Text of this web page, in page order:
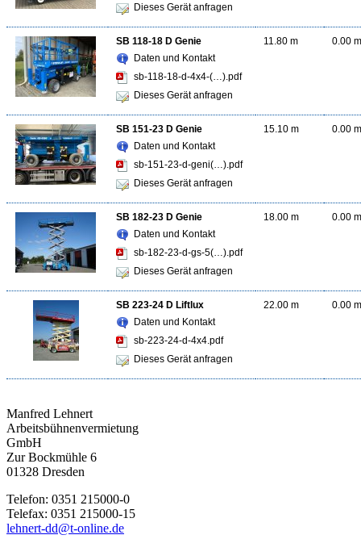
Dieses Gerät anfragen
SB 118-18 D Genie
Daten und Kontakt
sb-118-18-d-4x4-(…).pdf
Dieses Gerät anfragen
11.80 m 0.00 m
SB 151-23 D Genie
Daten und Kontakt
sb-151-23-d-geni(…).pdf
Dieses Gerät anfragen
15.10 m 0.00 m
SB 182-23 D Genie
Daten und Kontakt
sb-182-23-d-gs-5(…).pdf
Dieses Gerät anfragen
18.00 m 0.00 m
SB 223-24 D Liftlux
Daten und Kontakt
sb-223-24-d-4x4.pdf
Dieses Gerät anfragen
22.00 m 0.00 m
Manfred Lehnert
Arbeitsbühnenvermietung
GmbH
Zur Bockmühle 6
01328 Dresden
Telefon: 0351 215000-0
Telefax: 0351 215000-15
lehnert-dd@t-online.de